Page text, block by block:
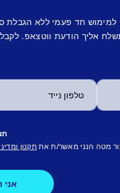
למימוש חד פעמי ללא
אליך הודעת ווטצאפ.
מטה הנני מאשר/ת את תקנון